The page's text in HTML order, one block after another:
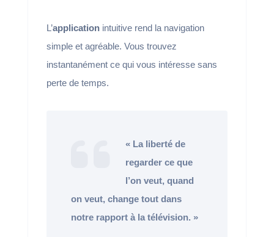
L’applicationintuitive rend la navigation
simple et agréable. Vous trouvez
instantanément ce qui vous intéresse sans
perte de temps.
« La liberté de
regarder ce que
l’on veut, quand
on veut, change tout dans
notre rapport à la télévision. »